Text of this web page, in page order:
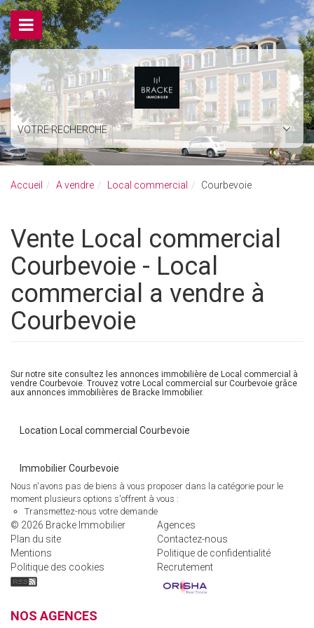
VOTRE RECHERCHE
Accueil A vendre Local commercial Courbevoie
Vente Local commercial
Courbevoie - Local
commercial a vendre à
Courbevoie
Sur notre site consultez les annonces immobilière de Local commercial à
vendre Courbevoie. Trouvez votre Local commercial sur Courbevoie grâce
aux annonces immobilières de Bracke Immobilier.
Location Local commercial Courbevoie
Immobilier Courbevoie
Nous n'avons pas de biens à vous proposer dans la catégorie pour le
moment plusieurs options s'offrent à vous :
Transmettez-nous votre demande
© 2026 Bracke Immobilier
Agences
Plan du site
Contactez-nous
Mentions
Politique de confidentialité
Politique des cookies
Recrutement
NOS AGENCES